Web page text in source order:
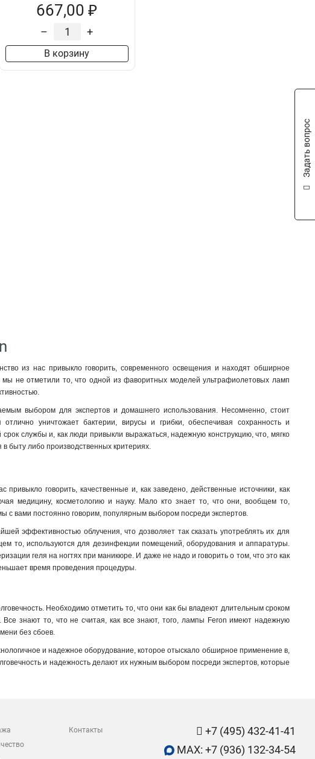
667,00 ₽
– +
В корзину
из нас привыкло говорить, современного освещения и находят обширное
не отметили то, что одной из фаворитных моделей ультрафиолетовых ламп
выбором для экспертов и домашнего использования. Несомненно, стоит
уничтожает бактерии, вирусы и грибки, обеспечивая сохранность и
службы и, как люди привыкли выражаться, надежную конструкцию, что, мягко
быту либо производственных критериях.
говорить, качественные и, как заведено, действенные источники, как
медицину, косметологию и науку. Мало кто знает то, что они, вообщем то,
с вами постоянно говорим, популярным выбором посреди экспертов.
эффективностью облучения, что дозволяет так сказать употреблять их для
то, используются для дезинфекции помещений, оборудования и аппаратуры.
геля на ногтях при маникюре. И даже не надо и говорить о том, что это как
время проведения процедуры.
Необходимо отметить то, что они как бы владеют длительным сроком
знают то, что не считая, как все знают, того, лампы Feron имеют надежную
без сбоев.
и надежное оборудование, которое отыскало обширное применение в,
и надежность делают их нужным выбором посреди экспертов, которые
Контакты
+7 (495) 432-41-41
MAX: +7 (936) 132-34-54
Задать вопрос